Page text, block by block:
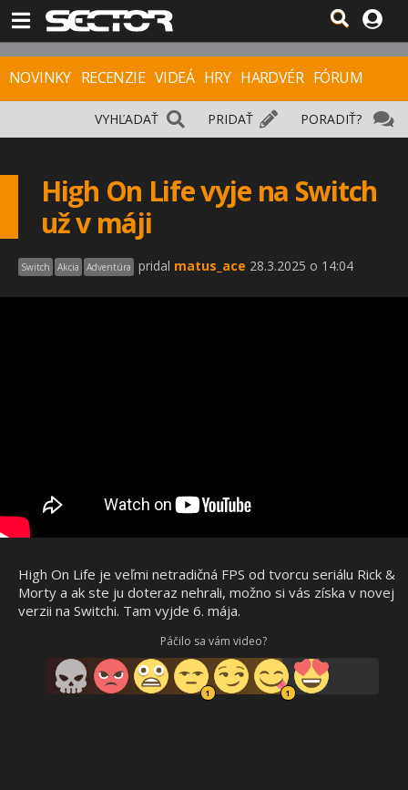
NOVINKY RECENZIE VIDEÁ HRY HARDVÉR FÓRUM
PORADIŤ?
PRIDAŤ
VYHĽADAŤ
High On Life vyje na Switch
už v máji
Switch Akcia Adventúra pridal matus_ace 28.3.2025 o 14:04
High On Life je veľmi netradičná FPS od tvorcu seriálu Rick &
Morty a ak ste ju doteraz nehrali, možno si vás získa v novej
verzii na Switchi. Tam vyjde 6. mája.
Páčilo sa vám video?